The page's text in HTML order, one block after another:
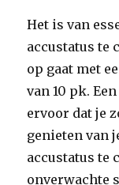
Het is van
accustatus te
op gaat met
van 10 pk.
ervoor dat je
genieten van
accustatus te
onverwachte